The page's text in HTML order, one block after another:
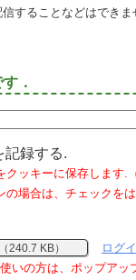
することなどはできま
．
記録する.
クッキーに保存します.
の場合は、チェックを
240.7 KB）
ログ
いの方は、ポップア